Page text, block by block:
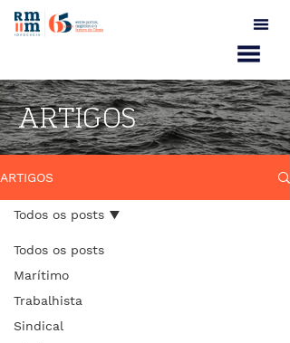
ARTIGOS
ARTIGOS
Todos os posts
Marítimo
Trabalhista
Sindical
Todos os posts